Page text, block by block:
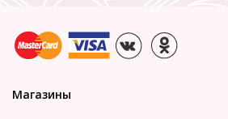
Магазины